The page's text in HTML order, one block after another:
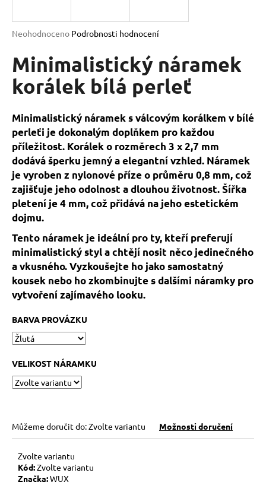
Průměrné
produktu
je
0,0
hvězdiček.
Neohodnoceno Podrobnosti hodnocení
Minimalistický náramek
korálek bílá perleť
Minimalistický náramek s válcovým korálkem v bílé
perleťi je dokonalým doplňkem pro každou
příležitost. Korálek o rozměrech 3 x 2,7 mm
dodává šperku jemný a elegantní vzhled. Náramek
je vyroben z nylonové příze o průměru 0,8 mm, což
zajišťuje jeho odolnost a dlouhou životnost. Šířka
pletení je 4 mm, což přidává na jeho estetickém
dojmu.
Tento náramek je ideální pro ty, kteří preferují
minimalistický styl a chtějí nosit něco jedinečného
a vkusného. Vyzkoušejte ho jako samostatný
kousek nebo ho zkombinujte s dalšími náramky pro
vytvoření zajímavého looku.
BARVA PROVÁZKU
VELIKOST NÁRAMKU
Můžeme doručit do:Zvolte variantu Možnosti doručení
Zvolte variantu
Kód:Zvolte variantu
Značka:WUX
j
t
?
HLEDAT
D
o
p
r
u
č
u
j
m
e
HEMATITOVÉ
SRDÍČKO
–
169
210
Kč